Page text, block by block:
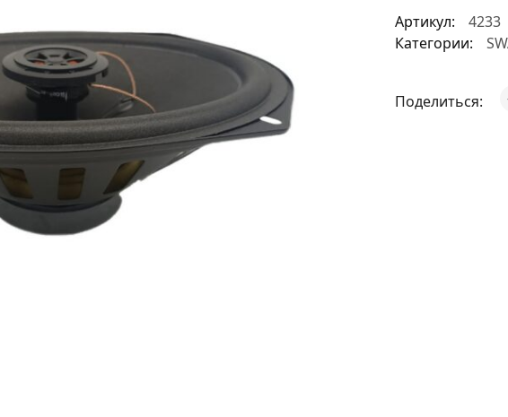
СИГНАЛИЗАЦИИ
ПОМОЩЬ ПРИ ПАРКОВКЕ
МУЗЫКАЛЬНЫЕ АКСЕССУАРЫ
САБВУФЕРЫ
ШУМОИЗОЛЯЦИЯ
Артикул:
4233
Категории:
Поделиться: